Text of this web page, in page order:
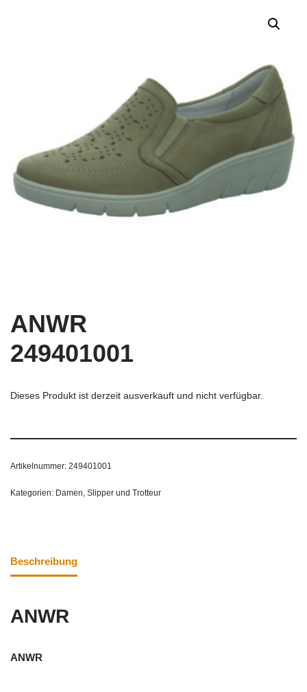
ANWR
249401001
Dieses Produkt ist derzeit ausverkauft und nicht verfügbar.
Artikelnummer: 249401001
Kategorien: Damen, Slipper und Trotteur
Beschreibung
ANWR
ANWR